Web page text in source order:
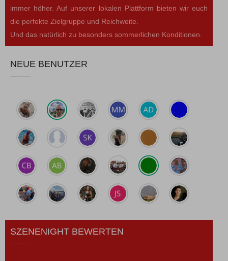
immer höher. Auf unserer lokalen Plattform bieten wir euch
die perfekte Zielgruppe und Reichweite.
Und das natürlich zu besonders sommerlichen Konditionen.
NEUE BENUTZER
SZENENIGHT BEWERTEN